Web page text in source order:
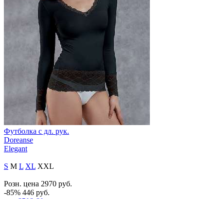
Футболка с дл. рук.
Doreanse
Elegant
S M L XL XXL
Розн. цена 2970 руб.
-85% 446 руб.